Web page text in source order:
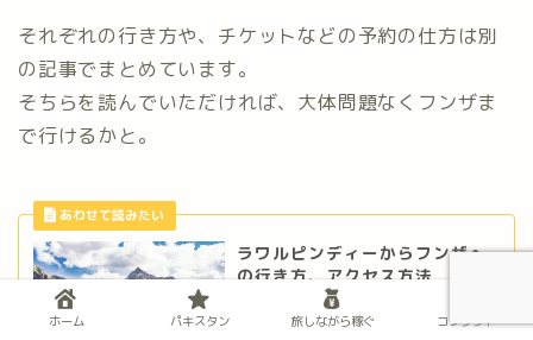
それぞれの行き方や、チケットなどの予約の仕方は別
の記事でまとめています。
そちらを読んでいただければ、大体問題なくフンザま
で行けるかと。
ラワルピンディーからフンザへ
の行き方、アクセス方法
ホーム パキスタン 旅しながら稼ぐ コンタクト